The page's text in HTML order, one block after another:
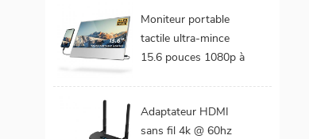
intégrée Moniteur
portable tactile pour
ordinateur portable
Moniteur portable
tactile ultra-mince
15.6 pouces 1080p à
Adaptateur HDMI
sans fil 4k @ 60hz